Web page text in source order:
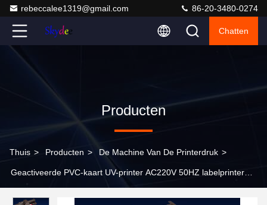
rebeccalee1319@gmail.com 86-20-3480-0274
Chatten
Producten
Thuis > Producten > De Machine Van De Printerdruk >
Geactiveerde PVC-kaart UV-printer AC220V 50HZ labelprinter